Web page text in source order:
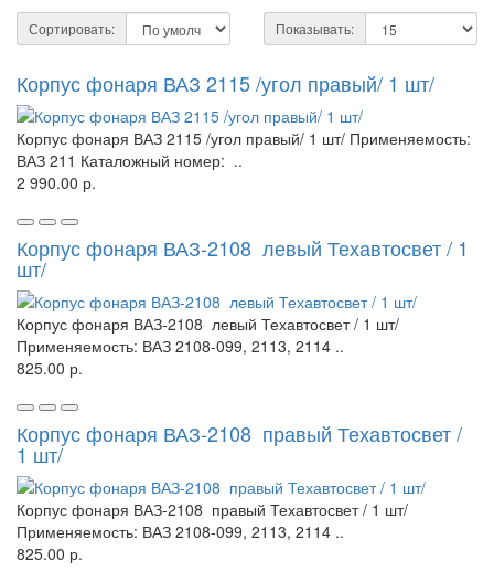
Сортировать: Показывать:
Корпус фонаря ВАЗ 2115 /угол правый/ 1 шт/
Корпус фонаря ВАЗ 2115 /угол правый/ 1 шт/ Применяемость:
ВАЗ 211 Каталожный номер: ..
2 990.00 р.
Корпус фонаря ВАЗ-2108 левый Техавтосвет / 1
шт/
Корпус фонаря ВАЗ-2108 левый Техавтосвет / 1 шт/
Применяемость: ВАЗ 2108-099, 2113, 2114 ..
825.00 р.
Корпус фонаря ВАЗ-2108 правый Техавтосвет /
1 шт/
Корпус фонаря ВАЗ-2108 правый Техавтосвет / 1 шт/
Применяемость: ВАЗ 2108-099, 2113, 2114 ..
825.00 р.